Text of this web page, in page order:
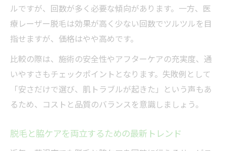
ルですが、回数が多く必要な傾向があります。一方、医
療レーザー脱毛は効果が高く少ない回数でツルツルを目
指せますが、価格はやや高めです。
比較の際は、施術の安全性やアフターケアの充実度、通
いやすさもチェックポイントとなります。失敗例として
「安さだけで選び、肌トラブルが起きた」という声もあ
るため、コストと品質のバランスを意識しましょう。
脱毛と脇ケアを両立するための最新トレンド